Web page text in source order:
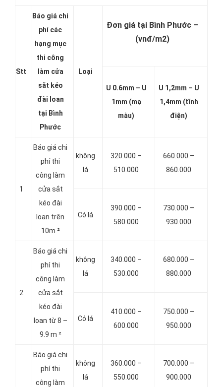
Stt
Báo giá chi
phí các
hạng mục
thi công
làm cửa
sắt kéo
đài loan
tại Bình
Phước
Loại
Đơn giá tại Bình Phước –
(vnđ/m2)
U 0.6mm – U
1mm (mạ
màu)
U 1,2mm – U
1,4mm (tĩnh
điện)
1
Báo giá chi
phí thi
công làm
cửa sắt
kéo đài
loan trên
10m ²
không
lá
320.000 –
510.000
660.000 –
860.000
Có lá
390.000 –
580.000
730.000 –
930.000
2
Báo giá chi
phí thi
công làm
cửa sắt
kéo đài
loan từ 8 –
9.9 m ²
không
lá
340.000 –
530.000
680.000 –
880.000
Có lá
410.000 –
600.000
750.000 –
950.000
Báo giá chi
phí thi
công làm
không
lá
360.000 –
550.000
700.000 –
900.000